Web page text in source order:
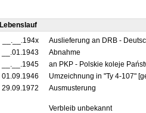
Lebenslauf
__.__.194x
Auslieferung an DRB -
__.01.1943
Abnahme
__.__.1945
an PKP - Polskie koleje
01.09.1946
Umzeichnung in "Ty 4-107"
29.09.1972
Ausmusterung
Verbleib unbekannt